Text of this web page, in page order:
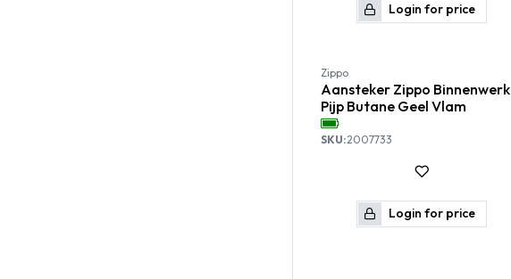
Login for price
Zippo
Aansteker Zippo Binnenwerk
Pijp Butane Geel Vlam
SKU:2007733
Login for price